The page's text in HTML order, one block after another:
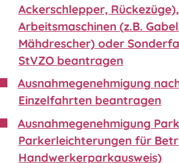
Ackerschlepper,
Arbeitsmaschinen (z.B.
Mähdrescher) oder
StVZO beantragen
Ausnahmegenehmigung
Einzelfahrten beantragen
Ausnahmegenehmigung
Parkerleichterungen für
Handwerkerparkausweis)